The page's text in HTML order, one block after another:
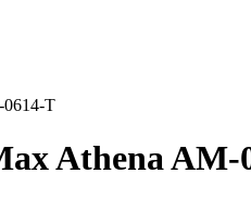
T
Athena AM-